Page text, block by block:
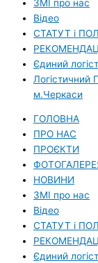
ЗМI про нас
Вiдео
СТАТУТ і
Єдиний
Логістичний
м.Черкаси
ГОЛОВНА
ПРО НАС
ПРОЄКТИ
НОВИНИ
ЗМI про нас
Вiдео
СТАТУТ і
Єдиний